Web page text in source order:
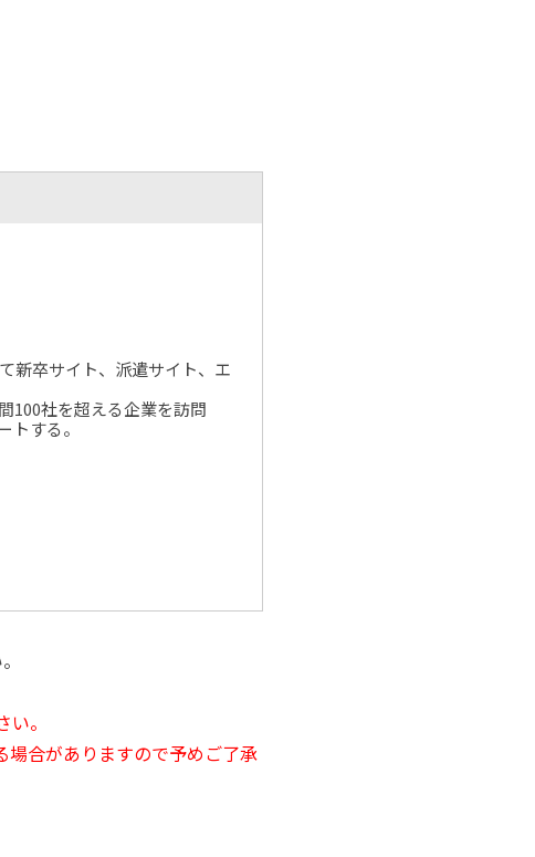
新卒サイト、派遣サイト、エ
100社を超える企業を訪問
トする。
。
合がありますので予めご了承